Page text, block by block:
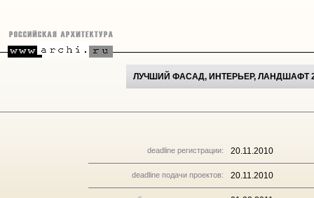
ЛУЧШИЙ ФАСАД, ИНТЕРЬЕР, ЛАНДШАФТ
deadline регистрации: 20.11.2010
deadline подачи проектов: 20.11.2010